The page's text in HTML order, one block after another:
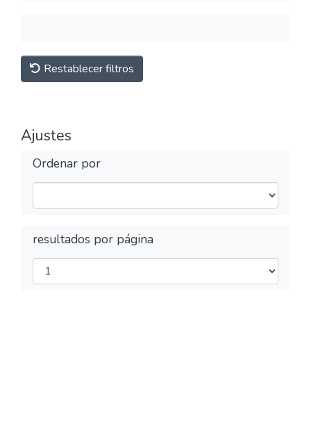
Restablecer filtros
Ajustes
Ordenar por
resultados por página